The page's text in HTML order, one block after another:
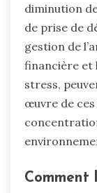
diminution
de prise de
gestion de
financière et
stress,
œuvre de
Comment